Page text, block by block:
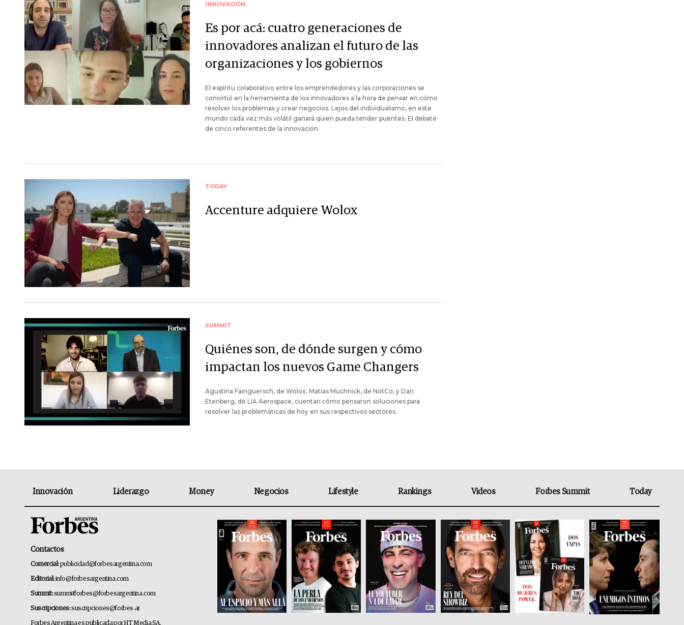
INNOVACIÓN
Es por acá: cuatro generaciones de
innovadores analizan el futuro de las
organizaciones y los gobiernos
El espíritu colaborativo entre los emprendedores y las corporaciones se
convirtió en la herramienta de los innovadores a la hora de pensar en cómo
resolver los problemas y crear negocios. Lejos del individualismo, en este
mundo cada vez más volátil ganará quien pueda tender puentes. El debate
de cinco referentes de la innovación.
TODAY
Accenture adquiere Wolox
SUMMIT
Quiénes son, de dónde surgen y cómo
impactan los nuevos Game Changers
Agustina Fainguersch, de Wolox; Matías Muchnick, de NotCo; y Dan
Etenberg, de LIA Aerospace, cuentan cómo pensaron soluciones para
resolver las problemáticas de hoy en sus respectivos sectores.
Innovación Liderazgo Money Negocios Lifestyle Rankings Videos Forbes Summit Today
Contactos
Comercial:publicidad@forbesargentina.com
Editorial:info@forbesargentina.com
Summit:summitforbes@forbesargentina.com
Suscripciones:suscripciones@forbes.ar
Forbes Argentina es publicada por HT Media SA.